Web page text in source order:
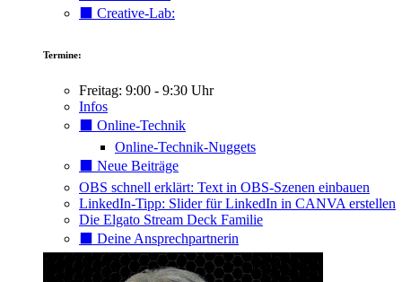
⬛️ Creative-Lab:
Termine:
Freitag: 9:00 - 9:30 Uhr
Infos
⬛️ Online-Technik
Online-Technik-Nuggets
⬛️ Neue Beiträge
OBS schnell erklärt: Text in OBS-Szenen einbauen
LinkedIn-Tipp: Slider für LinkedIn in CANVA erstellen
Die Elgato Stream Deck Familie
⬛️ Deine Ansprechpartnerin